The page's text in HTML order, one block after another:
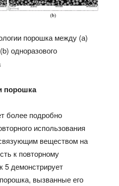
порошка между (а)
одноразового
порошка
более подробно
использования
веществом на
к повторному
5 демонстрирует
вызванные его